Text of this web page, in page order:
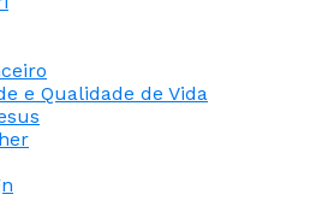
e Qualidade de Vida